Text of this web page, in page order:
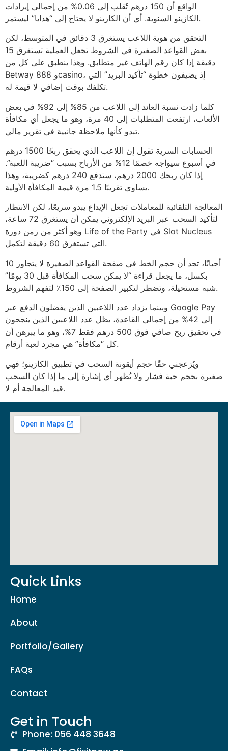
الواقع أن 150 درهم تُقلب إلى 0.06% من إجمالي إيرادات
الكازينو السنوية. أي أن الكازينو لا يحتاج إلى “هدايا” ليستمر.
التحقق من هوية اللاعب يستغرق 3 دقائق في المتوسط، لكن
بعض القواعد الصغيرة في الشروط تجعل العملية تستغرق 15
دقيقة إذا كان رقم الهاتف غير متطابق. وهذا ينطبق على كل من
Betway و 888casino، إذ يضيفون خطوة “تأكيد البريد” التي
تكلفك بوقت إضافي لا قيمة له.
كلما زادت نسبة العائد إلى اللاعب من 85% إلى 92% في بعض
الألعاب، ارتفعت المتطلبات إلى 40 مرة، وهو ما يجعل أي مكافأة
تبدو كأنها ملاحظة جانبية في تقرير مالي.
الحسابات السرية تقول إن اللاعب الذي يحقق ربحًا 1500 درهم
في أسبوع سيواجه خصمًا 12% من الأرباح بسبب “ضريبة اللعبة”.
إذا كان ربحك 2000 درهم، ستدفع 240 درهم كضريبة، وهذا
يساوي تقريبًا 1.5 مرة قيمة المكافأة الأولية.
المعالجة التلقائية للمعاملات تجعل الإيداع يبدو سريعًا، لكن الانتظار
لتأكيد السحب عبر البريد الإلكتروني يمكن أن يستغرق 72 ساعة،
وهو أكثر من زمن دورة Life of the Party في Slot Nucleus
التي تستغرق 60 دقيقة لتكمل.
أحيانًا، تجد أن حجم الخط في صفحة القواعد الصغيرة لا يتجاوز 10
بكسل، ما يجعل قراءة “لا يمكن سحب المكافأة قبل 30 يومًا”
شبه مستحيلة، وتضطر لتكبير الصفحة إلى 150٪ لتفهم الشروط.
وبينما يزداد عدد اللاعبين الذين يفضلون الدفع عبر Google Pay
إلى 42% من إجمالي القاعدة، يظل عدد اللاعبين الذين ينجحون
في تحقيق ربح صافي فوق 500 درهم فقط 7%، وهو ما يبرهن أن
كل “مكافأة” هي مجرد لعبة أرقام.
ويُزعجني حقًا حجم أيقونة السحب في تطبيق الكازينو؛ فهي
صغيرة بحجم حبة فشار ولا تُظهر أي إشارة إلى ما إذا كان السحب
قيد المعالجة أم لا.
Quick Links
Home
About
Portfolio/Gallery
FAQs
Contact
Get in Touch
Phone: 056 448 3648